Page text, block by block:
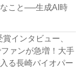
こと──生成AI時
インタビュー、
ァンが急増！大手
る長崎バイオパー